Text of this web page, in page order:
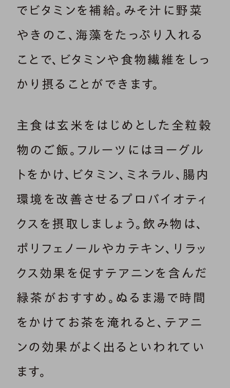
でビタミンを補給。みそ汁に野菜
やきのこ、海藻をたっぷり入れる
ことで、ビタミンや食物繊維をしっ
かり摂ることができます。
主食は玄米をはじめとした全粒穀
物のご飯。フルーツにはヨーグル
トをかけ、ビタミン、ミネラル、腸内
環境を改善させるプロバイオティ
クスを摂取しましょう。飲み物は、
ポリフェノールやカテキン、リラッ
クス効果を促すテアニンを含んだ
緑茶がおすすめ。ぬるま湯で時間
をかけてお茶を淹れると、テアニ
ンの効果がよく出るといわれてい
ます。